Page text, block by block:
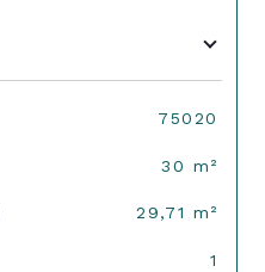
75020
30 m²
29,71 m²
1